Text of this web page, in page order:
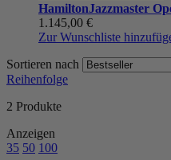
HamiltonJazzmaster
1.145,00 €
Zur Wunschliste
Sortieren nach
Reihenfolge
2 Produkte
Anzeigen
35 50 100